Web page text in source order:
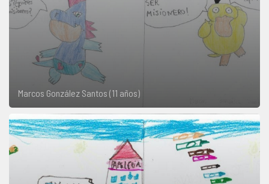
Marcos González Santos (11 años)